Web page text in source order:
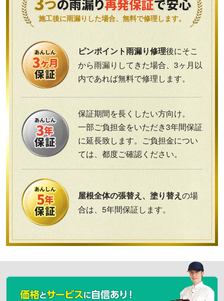
施工後に雨漏りした場合、無料で修理します。
ピンポイント雨漏り修理後にそこ
から雨漏りしてきた場合、3ヶ月以
内であれば無料で修理します。
保証期間を長くしたい方向け。
一部ご負担金をいただき3年間保証
に延長致します。ご負担金につい
ては、都度ご確認ください。
屋根全体の張替え、塗り替えの場
合は、5年間保証します。